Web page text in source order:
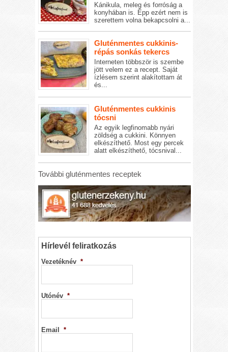
Kánikula, meleg és forróság a
konyhában is. Épp ezért nem is
szerettem volna bekapcsolni a...
Gluténmentes cukkinis-
répás sonkás tekercs
Interneten többször is szembe
jött velem ez a recept. Saját
ízlésem szerint alakítottam át
és...
Gluténmentes cukkinis
tócsni
Az egyik legfinomabb nyári
zöldség a cukkini. Könnyen
elkészíthető. Most egy percek
alatt elkészíthető, tócsnival...
További gluténmentes receptek
Hírlevél feliratkozás
Vezetéknév *
Utónév *
Email *